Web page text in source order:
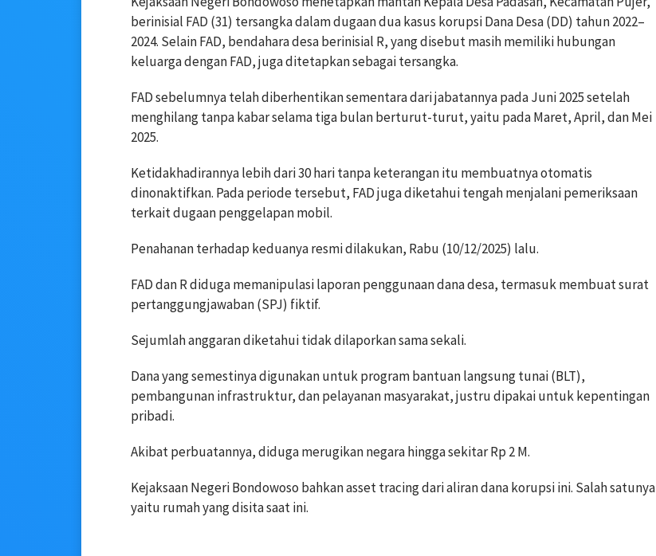
berinisial FAD (31) tersangka dalam dugaan dua kasus korupsi Dana Desa (DD) tahun 2022–
2024. Selain FAD, bendahara desa berinisial R, yang disebut masih memiliki hubungan
keluarga dengan FAD, juga ditetapkan sebagai tersangka.
FAD sebelumnya telah diberhentikan sementara dari jabatannya pada Juni 2025 setelah
menghilang tanpa kabar selama tiga bulan berturut-turut, yaitu pada Maret, April, dan Mei
2025.
Ketidakhadirannya lebih dari 30 hari tanpa keterangan itu membuatnya otomatis
dinonaktifkan. Pada periode tersebut, FAD juga diketahui tengah menjalani pemeriksaan
terkait dugaan penggelapan mobil.
Penahanan terhadap keduanya resmi dilakukan, Rabu (10/12/2025) lalu.
FAD dan R diduga memanipulasi laporan penggunaan dana desa, termasuk membuat surat
pertanggungjawaban (SPJ) fiktif.
Sejumlah anggaran diketahui tidak dilaporkan sama sekali.
Dana yang semestinya digunakan untuk program bantuan langsung tunai (BLT),
pembangunan infrastruktur, dan pelayanan masyarakat, justru dipakai untuk kepentingan
pribadi.
Akibat perbuatannya, diduga merugikan negara hingga sekitar Rp 2 M.
Kejaksaan Negeri Bondowoso bahkan asset tracing dari aliran dana korupsi ini. Salah satunya
yaitu rumah yang disita saat ini.